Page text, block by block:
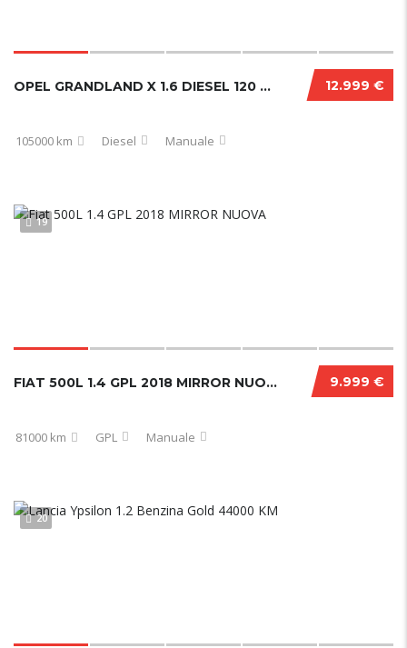
12.999 €
OPEL GRANDLAND X 1.6 DIESEL 120 CV LAUNCH EDITION
105000 km Diesel Manuale
19
9.999 €
FIAT 500L 1.4 GPL 2018 MIRROR NUOVA
81000 km GPL Manuale
20